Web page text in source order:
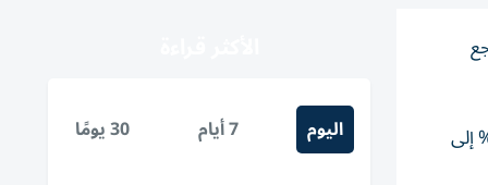
2.3% إلى 12.6 درهم وإعمار للتطوير 3.85% إلى 14.48 درهم والإمارات دبي الوطني 2.4% إلى
اليوم 7 أيام 30 يومًا